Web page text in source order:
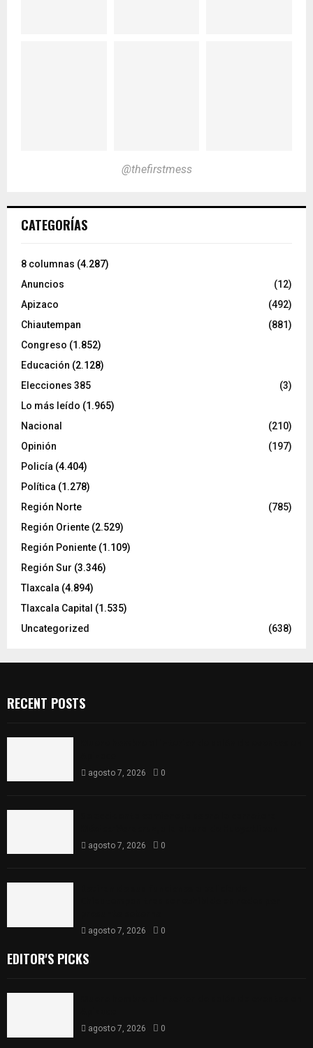
@thefirstmess
CATEGORÍAS
8 columnas (4.287)
Anuncios
(12)
Apizaco
(492)
Chiautempan
(881)
Congreso (1.852)
Educación (2.128)
Elecciones 385
(3)
Lo más leído (1.965)
Nacional
(210)
Opinión
(197)
Policía (4.404)
Política (1.278)
Región Norte
(785)
Región Oriente (2.529)
Región Poniente (1.109)
Región Sur (3.346)
Tlaxcala (4.894)
Tlaxcala Capital (1.535)
Uncategorized
(638)
RECENT POSTS
agosto 7, 2026 0
agosto 7, 2026 0
agosto 7, 2026 0
EDITOR'S PICKS
agosto 7, 2026 0